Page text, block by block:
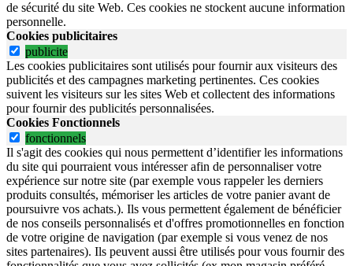
de sécurité du site Web. Ces cookies ne stockent aucune information
personnelle.
Cookies publicitaires
publicite
Les cookies publicitaires sont utilisés pour fournir aux visiteurs des
publicités et des campagnes marketing pertinentes. Ces cookies
suivent les visiteurs sur les sites Web et collectent des informations
pour fournir des publicités personnalisées.
Cookies Fonctionnels
fonctionnels
Il s'agit des cookies qui nous permettent d’identifier les informations
du site qui pourraient vous intéresser afin de personnaliser votre
expérience sur notre site (par exemple vous rappeler les derniers
produits consultés, mémoriser les articles de votre panier avant de
poursuivre vos achats.). Ils vous permettent également de bénéficier
de nos conseils personnalisés et d'offres promotionnelles en fonction
de votre origine de navigation (par exemple si vous venez de nos
sites partenaires). Ils peuvent aussi être utilisés pour vous fournir des